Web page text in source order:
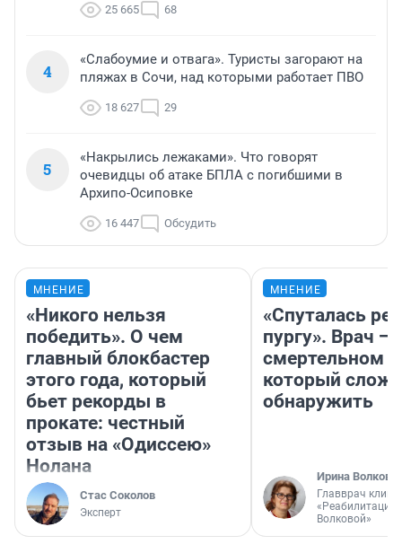
25 665 68
4
«Слабоумие и отвага». Туристы загорают на
пляжах в Сочи, над которыми работает ПВО
18 627 29
5
«Накрылись лежаками». Что говорят
очевидцы об атаке БПЛА с погибшими в
Архипо-Осиповке
16 447 Обсудить
МНЕНИЕ
«Никого нельзя
победить». О чем
главный блокбастер
этого года, который
бьет рекорды в
прокате: честный
отзыв на «Одиссею»
Нолана
Стас Соколов
Эксперт
МНЕНИЕ
«Спуталась
пургу». Врач —
смертельном
который
обнаружить
Ирина Волкова
Главврач
«Реабилитация
Волковой»